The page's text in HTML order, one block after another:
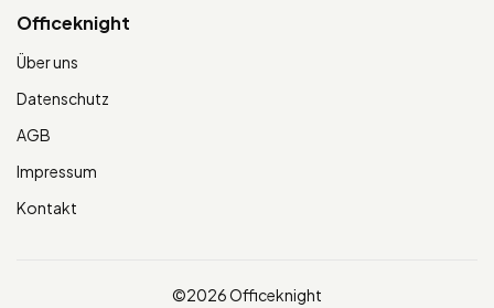
Officeknight
Über uns
Datenschutz
AGB
Impressum
Kontakt
©2026 Officeknight